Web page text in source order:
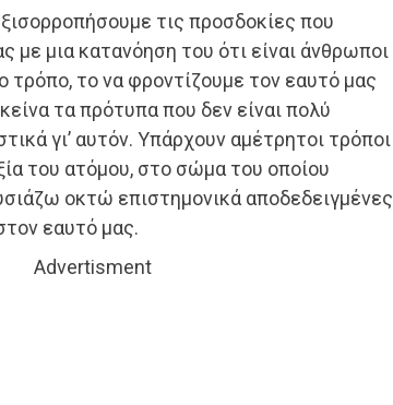
τις προσδοκίες που
με μια κατανόηση του ότι είναι άνθρωποι
τρόπο, το να φροντίζουμε τον εαυτό μας
τα πρότυπα που δεν είναι πολύ
γι’ αυτόν. Υπάρχουν αμέτρητοι τρόποι
του ατόμου, στο σώμα του οποίου
οκτώ επιστημονικά αποδεδειγμένες
εαυτό μας.
Advertisment